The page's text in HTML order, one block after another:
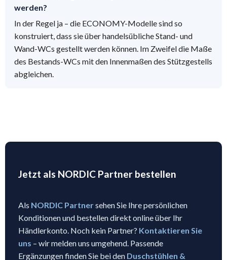
werden?
In der Regel ja – die ECONOMY-Modelle sind so
konstruiert, dass sie über handelsübliche Stand- und
Wand-WCs gestellt werden können. Im Zweifel die Maße
des Bestands-WCs mit den Innenmaßen des Stützgestells
abgleichen.
Jetzt als NORDIC Partner bestellen
Als NORDIC Partnersehen Sie Ihre persönlichen
Konditionen und bestellen direkt online über Ihr
Händlerkonto. Noch kein Partner? Kontaktieren Sie
uns – wir melden uns umgehend. Passende
Ergänzungen finden Sie bei den Duschstühlen &